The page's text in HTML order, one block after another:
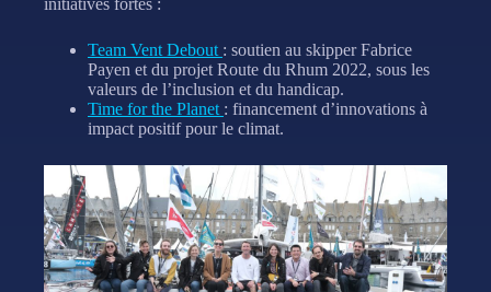
Team Vent Debout : soutien au skipper Fabrice
Payen et du projet Route du Rhum 2022, sous les
valeurs de l’inclusion et du handicap.
Time for the Planet : financement d’innovations à
impact positif pour le climat.